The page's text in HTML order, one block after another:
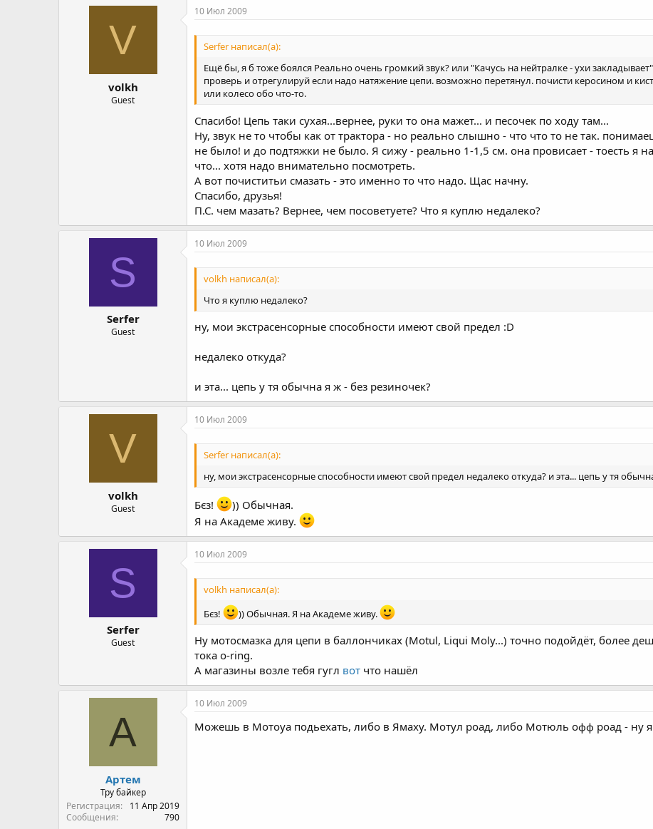
V
volkh
Guest
10 Июл 2009
Serfer написал(а):
Ещё бы, я б тоже боялся Реально очень громкий звук? или "Качусь на нейтралке - ухи
проверь и отрегулируй если надо натяжение цепи. возможно перетянул. почисти керосином и
или колесо обо что-то.
Спасибо! Цепь таки сухая...вернее, руки то она мажет... и песочек по ходу там...
Ну, звук не то чтобы как от трактора - но реально слышно - что что то не так.
не было! и до подтяжки не было. Я сижу - реально 1-1,5 см. она провисает - тоесть я
что... хотя надо внимательно посмотреть.
А вот почиститьи смазать - это именно то что надо. Щас начну.
Спасибо, друзья!
П.С. чем мазать? Вернее, чем посоветуете? Что я куплю недалеко?
S
Serfer
Guest
10 Июл 2009
volkh написал(а):
Что я куплю недалеко?
ну, мои экстрасенсорные способности имеют свой предел :D
недалеко откуда?
и эта... цепь у тя обычна я ж - без резиночек?
V
volkh
Guest
10 Июл 2009
Serfer написал(а):
ну, мои экстрасенсорные способности имеют свой предел недалеко откуда? и эта... цепь у тя
Бєз!
)) Обычная.
Я на Академе живу.
S
Serfer
Guest
10 Июл 2009
volkh написал(а):
Бєз!
)) Обычная. Я на Академе живу.
Ну мотосмазка для цепи в баллончиках (Motul, Liqui Moly...) точно подойдёт, более
тока o-ring.
А магазины возле тебя гугл вот что нашёл
А
Артем
Тру байкер
Регистрация
11 Апр 2019
Сообщения
790
10 Июл 2009
Можешь в Мотоуа подьехать, либо в Ямаху. Мотул роад, либо Мотюль офф роад - ну я